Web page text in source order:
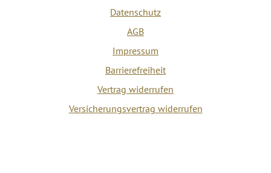
Datenschutz
AGB
Impressum
Barrierefreiheit
Vertrag widerrufen
Versicherungsvertrag widerrufen